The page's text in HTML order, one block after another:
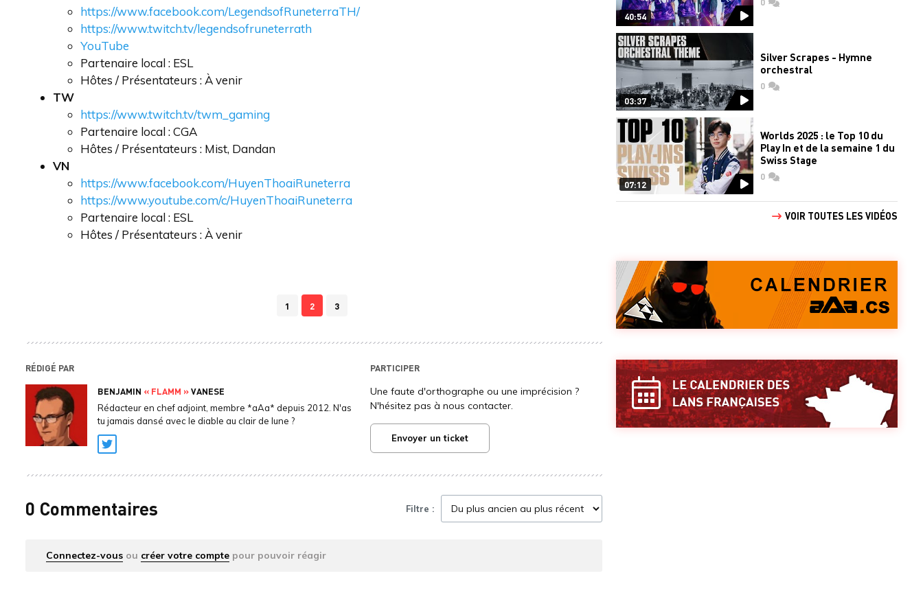
https://www.facebook.com/LegendsofRuneterraTH/
https://www.twitch.tv/legendsofruneterrath
YouTube
Partenaire local : ESL
Hôtes / Présentateurs : À venir
TW
https://www.twitch.tv/twm_gaming
Partenaire local : CGA
Hôtes / Présentateurs : Mist, Dandan
VN
https://www.facebook.com/HuyenThoaiRuneterra
https://www.youtube.com/c/HuyenThoaiRuneterra
Partenaire local : ESL
Hôtes / Présentateurs : À venir
1 2 3
RÉDIGÉ PAR
BENJAMIN « FLAMM »VANESE
Rédacteur en chef adjoint, membre *aAa* depuis 2012. N'as
tu jamais dansé avec le diable au clair de lune ?
Twitter
PARTICIPER
Une faute d'orthographe ou une imprécision ?
N'hésitez pas à nous contacter.
Envoyer un ticket
0 Commentaires Filtre :
Connectez-vous ou créer votre compte pour pouvoir réagir
40:54
03:37
Silver Scrapes - Hymne
orchestral
0commentaires
07:12
Worlds 2025 : le Top 10 du
Play In et de la semaine 1 du
Swiss Stage
0commentaires
VOIR TOUTES LES VIDÉOS